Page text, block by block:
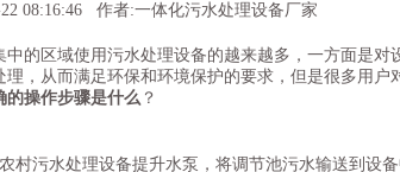
22 08:16:46 作者:一体化污水处理设备厂家
的区域使用污水处理设备的越来越多，一方面是对
，从而满足环保和环境保护的要求，但是很多用户
的操作步骤是什么 ？
污水处理设备提升水泵，将调节池污水输送到设备